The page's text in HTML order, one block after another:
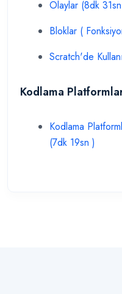
Olaylar (8dk
Bloklar (
Scratch'de
Kodlama
Kodlama
(7dk 19sn )